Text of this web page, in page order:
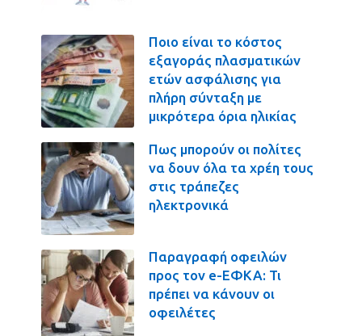
Ποιο είναι το κόστος
εξαγοράς πλασματικών
ετών ασφάλισης για
πλήρη σύνταξη με
μικρότερα όρια ηλικίας
Πως μπορούν οι πολίτες
να δουν όλα τα χρέη τους
στις τράπεζες
ηλεκτρονικά
Παραγραφή οφειλών
προς τον e-ΕΦΚΑ: Τι
πρέπει να κάνουν οι
οφειλέτες